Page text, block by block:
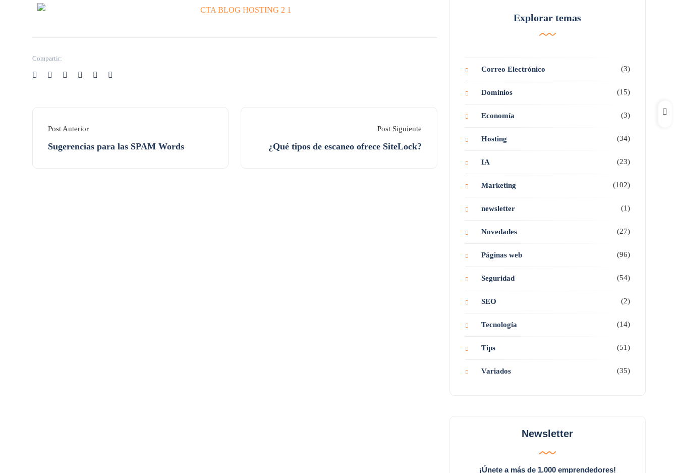
Compartir:
Post Anterior
Sugerencias para las SPAM Words
Post Siguiente
¿Qué tipos de escaneo ofrece SiteLock?
Explorar temas
Correo Electrónico (3)
Dominios (15)
Economía (3)
Hosting (34)
IA (23)
Marketing (102)
newsletter (1)
Novedades (27)
Páginas web (96)
Seguridad (54)
SEO (2)
Tecnología (14)
Tips (51)
Variados (35)
Newsletter
¡Únete a más de 1.000 emprendedores!